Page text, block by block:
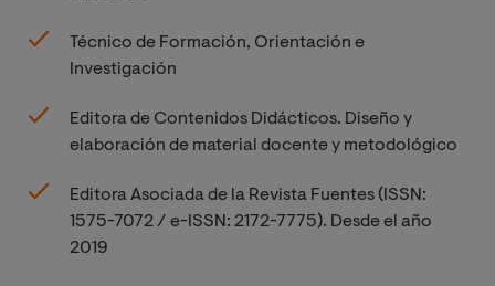
Técnico de Formación, Orientación e
Investigación
Editora de Contenidos Didácticos. Diseño y
elaboración de material docente y metodológico
Editora Asociada de la Revista Fuentes (ISSN:
1575-7072 / e-ISSN: 2172-7775). Desde el año
2019